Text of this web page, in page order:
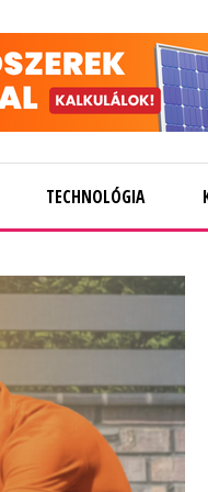
TECHNOLÓGIA